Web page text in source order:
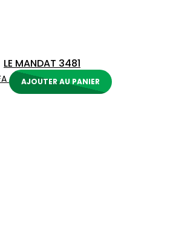
LE MANDAT 3481
AJOUTER AU PANIER